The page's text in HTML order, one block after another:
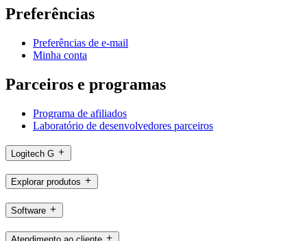
Preferências
Preferências de e-mail
Minha conta
Parceiros e programas
Programa de afiliados
Laboratório de desenvolvedores parceiros
Logitech G
Explorar produtos
Software